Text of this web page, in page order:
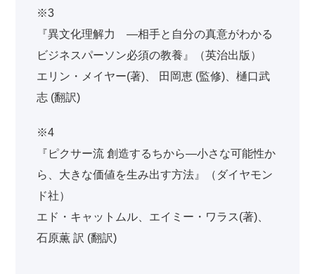
※3
『異文化理解力 ―相手と自分の真意がわかる
ビジネスパーソン必須の教養』（英治出版）
エリン・メイヤー(著)、 田岡恵 (監修)、樋口武
志 (翻訳)
※4
『ピクサー流 創造するちから―小さな可能性か
ら、大きな価値を生み出す方法』（ダイヤモン
ド社）
エド・キャットムル、エイミー・ワラス(著)、
石原薫 訳 (翻訳)